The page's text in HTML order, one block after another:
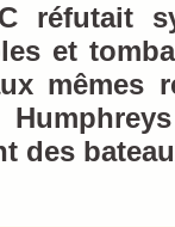
réfutait
et
mêmes
des